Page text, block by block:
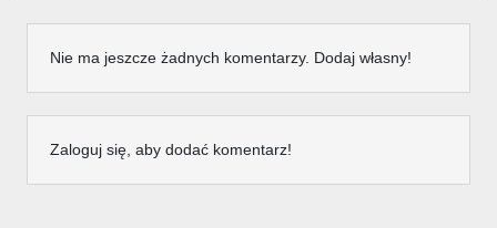
Nie ma jeszcze żadnych komentarzy. Dodaj własny!
Zaloguj się, aby dodać komentarz!